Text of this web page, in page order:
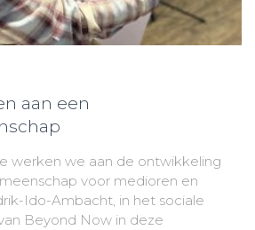
aan een
werken we aan de ontwikkeling
voor medioren en
Ido-Ambacht, in het sociale
Beyond Now in deze